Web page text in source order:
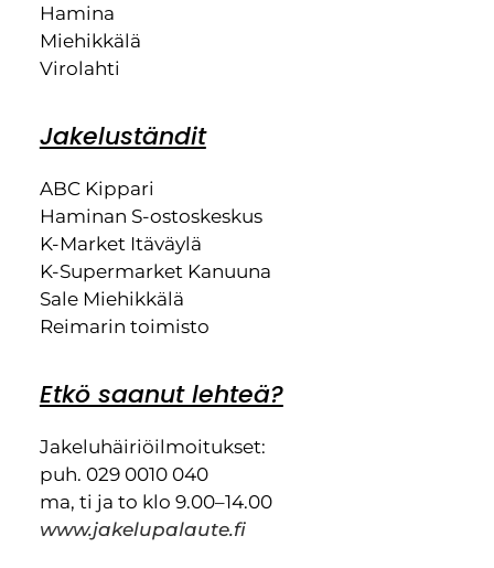
Hamina
Miehikkälä
Virolahti
Jakeluständit
ABC Kippari
Haminan S-ostoskeskus
K-Market Itäväylä
K-Supermarket Kanuuna
Sale Miehikkälä
Reimarin toimisto
Etkö saanut lehteä?
Jakeluhäiriöilmoitukset:
puh. 029 0010 040
ma, ti ja to klo 9.00–14.00
www.jakelupalaute.fi